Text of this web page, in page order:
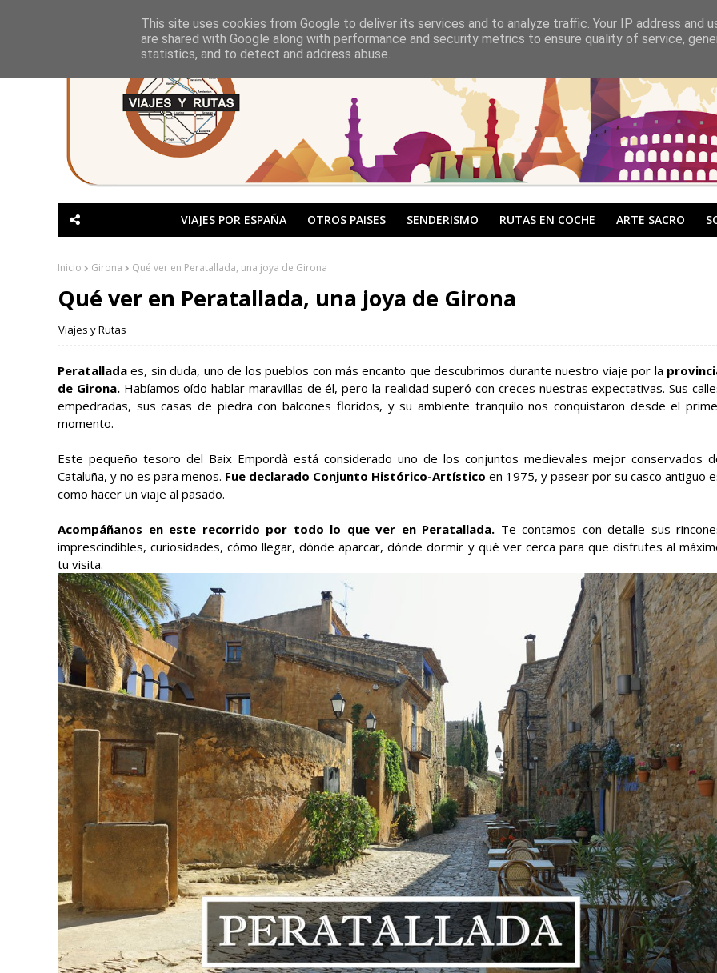
VIAJES POR ESPAÑA OTROS PAISES SENDERISMO RUTAS EN COCHE ARTE SACRO
Inicio Girona Qué ver en Peratallada, una joya de Girona
Qué ver en Peratallada, una joya de Girona
Viajes y Rutas
Peratallada es, sin duda, uno de los pueblos con más encanto que descubrimos durante nuestro viaje por la
de Girona.Habíamos oído hablar maravillas de él, pero la realidad superó con creces nuestras expectativas. Sus
empedradas, sus casas de piedra con balcones floridos, y su ambiente tranquilo nos conquistaron desde el
momento.
Este pequeño tesoro del Baix Empordà está considerado uno de los conjuntos medievales mejor conservados
Cataluña, y no es para menos. Fue declarado Conjunto Histórico-Artístico en 1975, y pasear por su casco antiguo
como hacer un viaje al pasado.
Acompáñanos en este recorrido por todo lo que ver en Peratallada. Te contamos con detalle sus
imprescindibles, curiosidades, cómo llegar, dónde aparcar, dónde dormir y qué ver cerca para que disfrutes al
tu visita.
This site uses cookies from Google to deliver its services and to analyze traffic. Your IP address and
are shared with Google along with performance and security metrics to ensure quality of service,
statistics, and to detect and address abuse.